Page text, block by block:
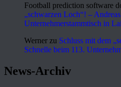
Football prediction software
„schwarzen Loch“! –
Unternehmerstammtisch in
Werner zu Schluss mit dem
Schnelle beim 113.
News-Archiv